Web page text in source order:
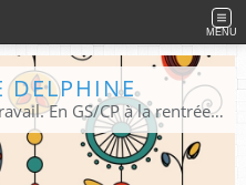
MENU
DELPHINE
Blog destiné à partager mon travail. En GS/CP à la rentrée 2026/2027 !